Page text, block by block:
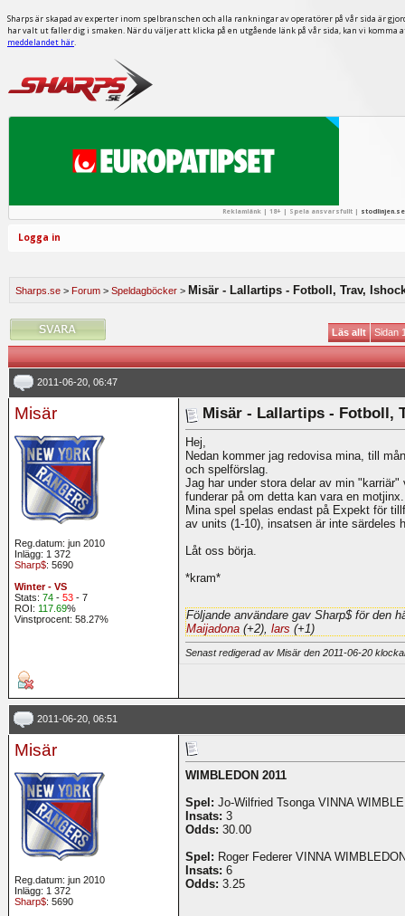
Sharps är skapad av experter inom spelbranschen och alla rankningar av operatörer på vår sida är
har valt ut faller dig i smaken. När du väljer att klicka på en utgående länk på vår sida, kan vi
meddelandet här.
Reklamlänk | 18+ | Spela ansvarsfullt | stodlinjen.se
Logga in
Sharps.se > Forum > Speldagböcker > Misär - Lallartips - Fotboll, Trav,
Läs allt Sidan
2011-06-20, 06:47
Misär
Reg.datum: jun 2010
Inlägg: 1 372
Sharp$: 5690
Winter - VS
Stats: 74 - 53 - 7
ROI: 117.69%
Vinstprocent: 58.27%
Misär - Lallartips - Fotboll,
Hej,
Nedan kommer jag redovisa mina, till
och spelförslag.
Jag har under stora delar av min
funderar på om detta kan vara en
Mina spel spelas endast på Expekt för
av units (1-10), insatsen är inte särdeles
Låt oss börja.
*kram*
Följande användare gav Sharp$ för den
Maijadona (+2), lars (+1)
Senast redigerad av Misär den 2011-06-20
2011-06-20, 06:51
Misär
Reg.datum: jun 2010
Inlägg: 1 372
Sharp$: 5690
WIMBLEDON 2011
Spel: Jo-Wilfried Tsonga VINNA
Insats: 3
Odds: 30.00
Spel: Roger Federer VINNA
Insats: 6
Odds: 3.25